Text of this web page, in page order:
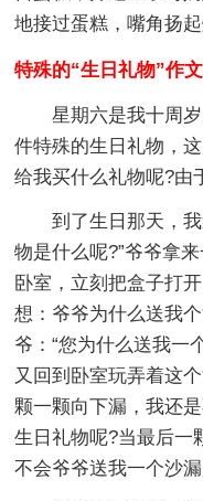
地接过蛋糕，嘴角扬
特殊的“生日礼物”作
星期六是我十周岁
件特殊的生日礼物，
给我买什么礼物呢?由
到了生日那天，我
物是什么呢?”爷爷拿
卧室，立刻把盒子打
想：爷爷为什么送我
爷：“您为什么送我一
又回到卧室玩弄着这
颗一颗向下漏，我还
生日礼物呢?当最后一
不会爷爷送我一个沙